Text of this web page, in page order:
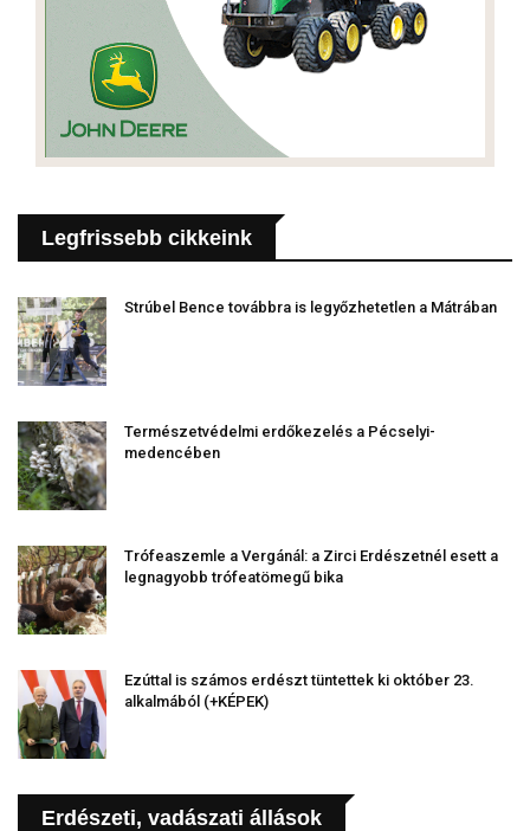
Legfrissebb cikkeink
Strúbel Bence továbbra is legyőzhetetlen a Mátrában
Természetvédelmi erdőkezelés a Pécselyi-
medencében
Trófeaszemle a Vergánál: a Zirci Erdészetnél esett a
legnagyobb trófeatömegű bika
Ezúttal is számos erdészt tüntettek ki október 23.
alkalmából (+KÉPEK)
Erdészeti, vadászati állások